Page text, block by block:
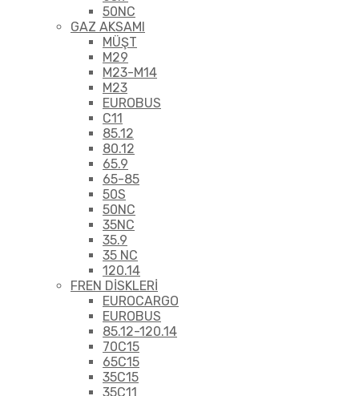
50NC
GAZ AKSAMI
MÜŞT
M29
M23-M14
M23
EUROBUS
C11
85.12
80.12
65.9
65-85
50S
50NC
35NC
35.9
35 NC
120.14
FREN DİSKLERİ
EUROCARGO
EUROBUS
85.12-120.14
70C15
65C15
35C15
35C11